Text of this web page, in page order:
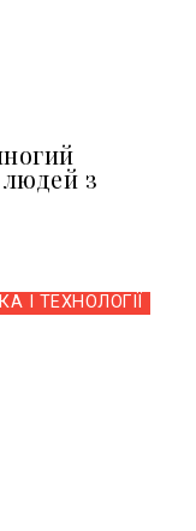
з
І ТЕХНОЛОГІЇ